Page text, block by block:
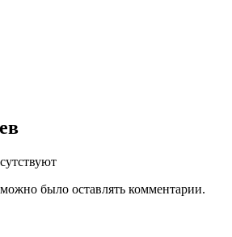
было оставлять комментарии.